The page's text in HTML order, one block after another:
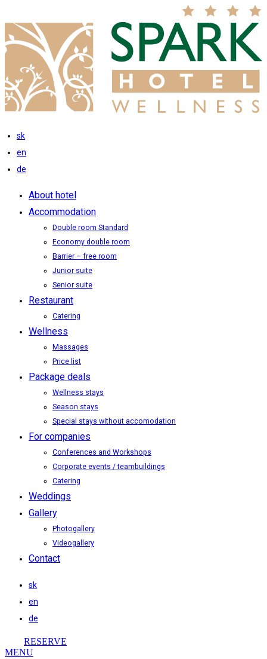
sk
en
de
About hotel
Accommodation
Double room Standard
Economy double room
Barrier – free room
Junior suite
Senior suite
Restaurant
Catering
Wellness
Massages
Price list
Package deals
Wellness stays
Season stays
Special stays without accomodation
For companies
Conferences and Workshops
Corporate events / teambuildings
Catering
Weddings
Gallery
Photogallery
Videogallery
Contact
sk
en
de
RESERVE
MENU